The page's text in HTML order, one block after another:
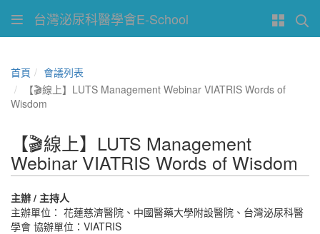
台灣泌尿科醫學會E-School
首頁
會議列表
【🎬線上】LUTS Management Webinar VIATRIS Words of
Wisdom
【🎬線上】LUTS Management
Webinar VIATRIS Words of Wisdom
主辦 / 主持人
主辦單位： 花蓮慈濟醫院、中國醫藥大學附設醫院、台灣泌尿科醫
學會 協辦單位：VIATRIS